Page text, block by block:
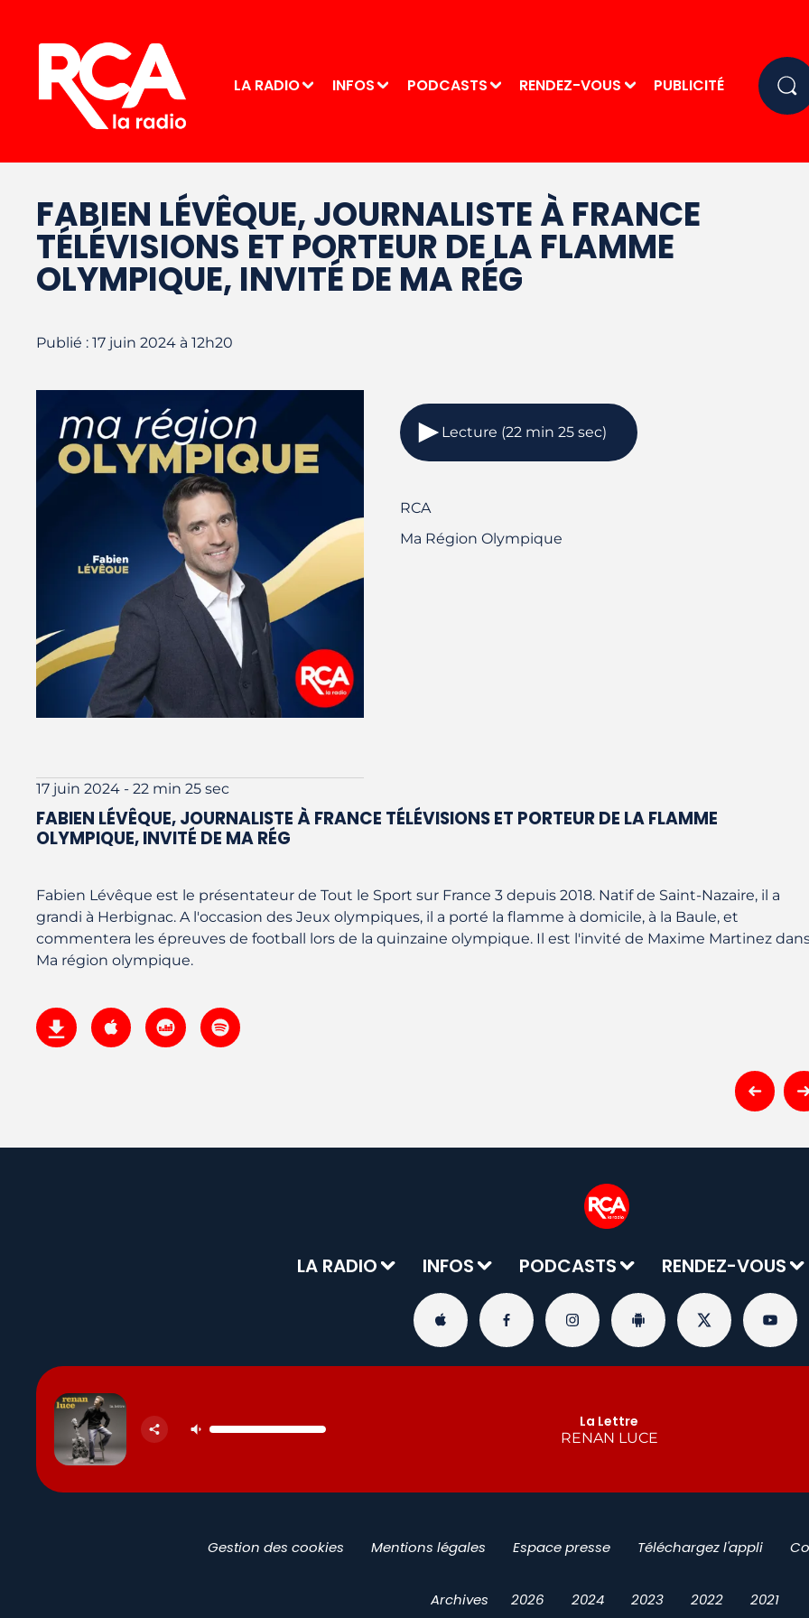
LA RADIO INFOS PODCASTS RENDEZ-VOUS PUBLICITÉ
FABIEN LÉVÊQUE, JOURNALISTE À FRANCE
TÉLÉVISIONS ET PORTEUR DE LA FLAMME
OLYMPIQUE, INVITÉ DE MA RÉG
Publié : 17 juin 2024 à 12h20
Lecture (22 min 25 sec)
RCA
Ma Région Olympique
17 juin 2024 - 22 min 25 sec
FABIEN LÉVÊQUE, JOURNALISTE À FRANCE TÉLÉVISIONS ET PORTEUR DE LA FLAMME
OLYMPIQUE, INVITÉ DE MA RÉG
Fabien Lévêque est le présentateur de Tout le Sport sur France 3 depuis 2018. Natif de Saint-Nazaire, il a
grandi à Herbignac. A l'occasion des Jeux olympiques, il a porté la flamme à domicile, à la Baule, et
commentera les épreuves de football lors de la quinzaine olympique. Il est l'invité de Maxime Martinez
Ma région olympique.
LA RADIO INFOS PODCASTS RENDEZ-VOUS
La Lettre
RENAN LUCE
Gestion des cookies Mentions légales Espace presse Téléchargez l'appli
Archives 2026 2024 2023 2022 2021